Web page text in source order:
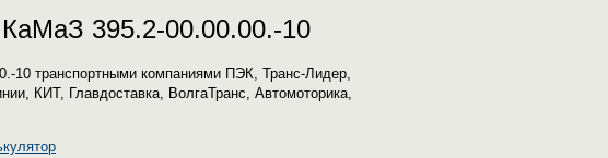
395.2-00.00.00.-10
10 транспортными компаниями ПЭК, Транс-Лидер,
КИТ, Главдоставка, ВолгаТранс, Автомоторика,